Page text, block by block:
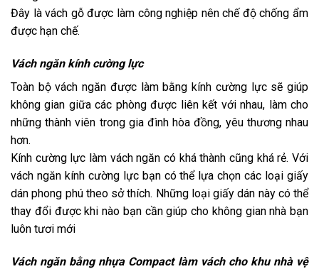
Đây là vách gỗ được làm công nghiệp nên chế độ chống ẩm
được hạn chế.
Vách ngăn kính cường lực
Toàn bộ vách ngăn được làm bằng kính cường lực sẽ giúp
không gian giữa các phòng được liên kết với nhau, làm cho
những thành viên trong gia đình hòa đồng, yêu thương nhau
hơn.
Kính cường lực làm vách ngăn có khá thành cũng khá rẻ. Với
vách ngăn kính cường lực bạn có thể lựa chọn các loại giấy
dán phong phú theo sở thích. Những loại giấy dán này có thể
thay đổi được khi nào bạn cần giúp cho không gian nhà bạn
luôn tươi mới
Vách ngăn bằng nhựa Compact làm vách cho khu nhà vệ